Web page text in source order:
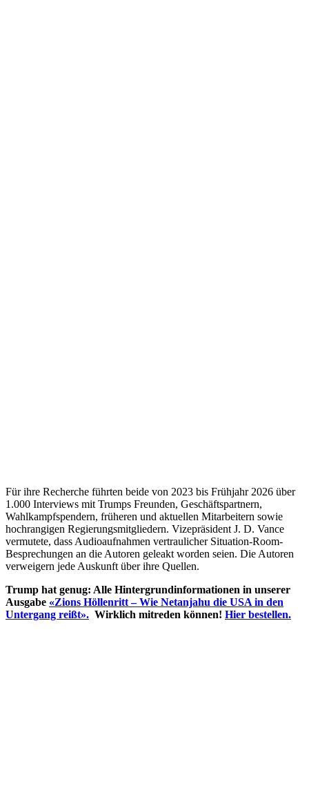
Für ihre Recherche führten beide von 2023 bis Frühjahr 2026 über
1.000 Interviews mit Trumps Freunden, Geschäftspartnern,
Wahlkampfspendern, früheren und aktuellen Mitarbeitern sowie
hochrangigen Regierungsmitgliedern. Vizepräsident J. D. Vance
vermutete, dass Audioaufnahmen vertraulicher Situation-Room-
Besprechungen an die Autoren geleakt worden seien. Die Autoren
verweigern jede Auskunft über ihre Quellen.
Trump hat genug: Alle Hintergrundinformationen in unserer
Ausgabe «Zions Höllenritt – Wie Netanjahu die USA in den
Untergang reißt». Wirklich mitreden können! Hier bestellen.